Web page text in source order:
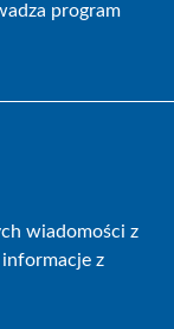
program
wiadomości z
z